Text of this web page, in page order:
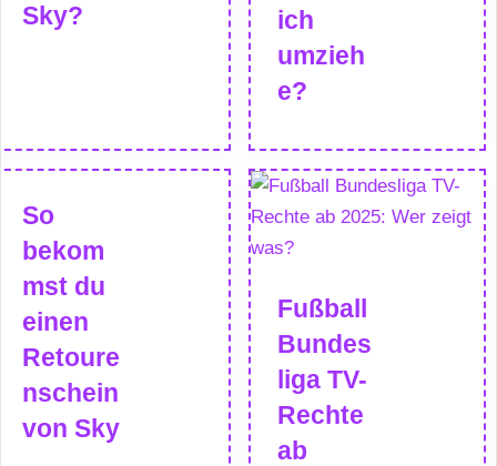
Sky?
ich
umzieh
e?
So
bekom
mst du
einen
Retoure
nschein
von Sky
Fußball
Bundes
liga TV-
Rechte
ab